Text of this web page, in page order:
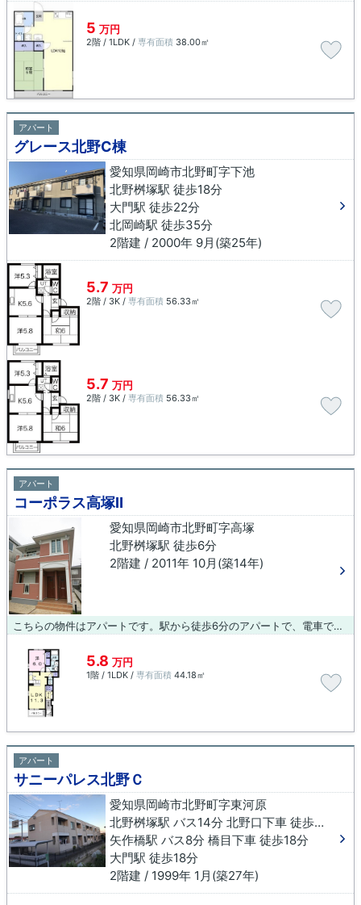
5 万円
2階 / 1LDK / 専有面積 38.00㎡
アパート
グレース北野C棟
愛知県岡崎市北野町字下池
北野桝塚駅 徒歩18分
大門駅 徒歩22分
北岡崎駅 徒歩35分
2階建 / 2000年 9月(築25年)
5.7 万円
2階 / 3K / 専有面積 56.33㎡
5.7 万円
2階 / 3K / 専有面積 56.33㎡
アパート
コーポラス高塚Ⅱ
愛知県岡崎市北野町字高塚
北野桝塚駅 徒歩6分
2階建 / 2011年 10月(築14年)
こちらの物件はアパートです。駅から徒歩6分のアパートで、電車での通勤にも便利な立地です。ブルーボックス 岡崎支店で紹介している岡崎市エリア周辺の物件なら、北野桝塚近くの物件はいかがでしょう。何かお困りならいつでも当社までお気軽にご連絡下さい。
5.8 万円
1階 / 1LDK / 専有面積 44.18㎡
アパート
サニーパレス北野Ｃ
愛知県岡崎市北野町字東河原
北野桝塚駅 バス14分 北野口下車 徒歩3分
矢作橋駅 バス8分 橋目下車 徒歩18分
大門駅 徒歩18分
2階建 / 1999年 1月(築27年)